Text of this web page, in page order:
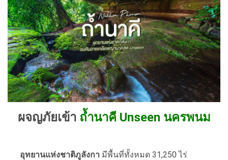
ผจญภัยเข้า ถ้ำนาคี Unseen นครพนม
อุทยานแห่งชาติภูลังกา มีพื้นที่ทั้งหมด 31,250 ไร่